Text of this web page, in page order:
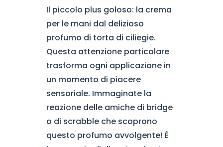
Il piccolo plus goloso: la crema
per le mani dal delizioso
profumo di torta di ciliegie.
Questa attenzione particolare
trasforma ogni applicazione in
un momento di piacere
sensoriale. Immaginate la
reazione delle amiche di bridge
o di scrabble che scoprono
questo profumo avvolgente! È